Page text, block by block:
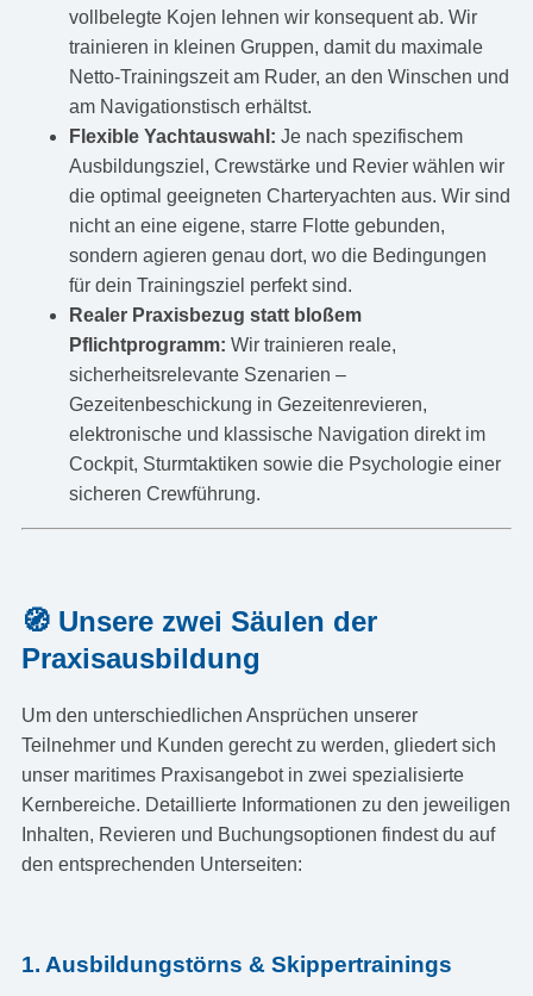
vollbelegte Kojen lehnen wir konsequent ab. Wir
trainieren in kleinen Gruppen, damit du maximale
Netto-Trainingszeit am Ruder, an den Winschen und
am Navigationstisch erhältst.
Flexible Yachtauswahl: Je nach spezifischem
Ausbildungsziel, Crewstärke und Revier wählen wir
die optimal geeigneten Charteryachten aus. Wir sind
nicht an eine eigene, starre Flotte gebunden,
sondern agieren genau dort, wo die Bedingungen
für dein Trainingsziel perfekt sind.
Realer Praxisbezug statt bloßem
Pflichtprogramm: Wir trainieren reale,
sicherheitsrelevante Szenarien –
Gezeitenbeschickung in Gezeitenrevieren,
elektronische und klassische Navigation direkt im
Cockpit, Sturmtaktiken sowie die Psychologie einer
sicheren Crewführung.
🧭 Unsere zwei Säulen der
Praxisausbildung
Um den unterschiedlichen Ansprüchen unserer
Teilnehmer und Kunden gerecht zu werden, gliedert sich
unser maritimes Praxisangebot in zwei spezialisierte
Kernbereiche. Detaillierte Informationen zu den jeweiligen
Inhalten, Revieren und Buchungsoptionen findest du auf
den entsprechenden Unterseiten:
1. Ausbildungstörns & Skippertrainings